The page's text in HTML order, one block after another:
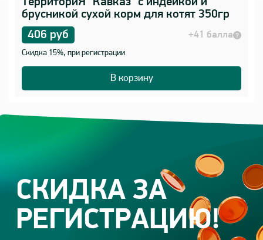
брусникой сухой корм для котят 350гр
406 руб
+41 балла
Скидка 15%, при регистрации
В корзину
СКИДКА ЗА
РЕГИСТРАЦИЮ!